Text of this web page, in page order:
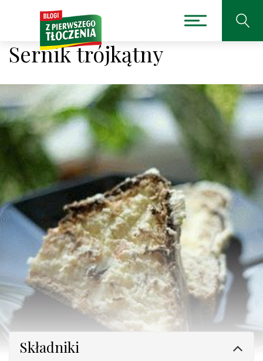
Sernik trójkątny
Składniki